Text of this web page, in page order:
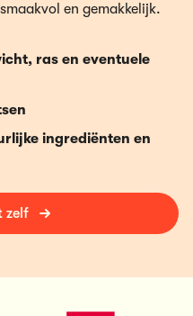
en gemakkelijk.
ras en eventuele
ingrediënten en
zelf